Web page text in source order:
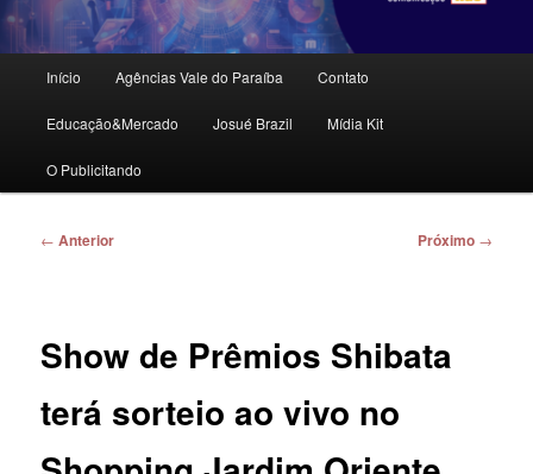
principal
Início Agências Vale do Paraíba Contato
Educação&Mercado Josué Brazil Mídia Kit
O Publicitando
Navegação
← Anterior Próximo →
Show de Prêmios Shibata
terá sorteio ao vivo no